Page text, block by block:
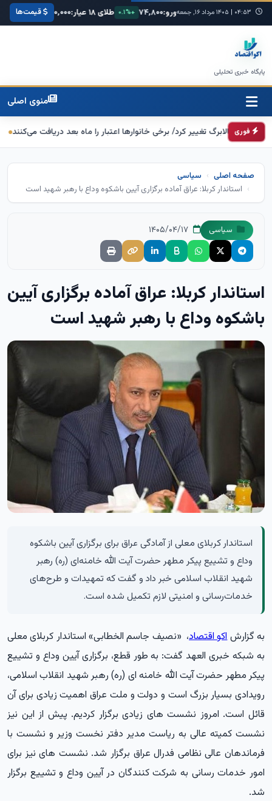
۰۴:۵۳ | ۱۴۰۵ مرداد ۱۶, جمعه ۶۸,۴۲۰ +۰.۳% یورو:۷۴,۸۰۰ +۰.۱% طلای ۱۸ عیار: ۳,۸۵۰,۰۰۰ +۱.۲% سکه امامی:
قیمت‌ها
پایگاه خبری تحلیلی
منوی اصلی
فوریتغییر کرد/ برخی خانوارها اعتبار را ماه بعد دریافت می‌کنند تکذیب اعمال ضریب ۲.۷ برای اینترنت
صفحه اصلی
سیاسی
استاندار کربلا: عراق آماده برگزاری آیین باشکوه وداع با رهبر شهید است
سیاسی
استاندار کربلا: عراق آماده برگزاری آیین
باشکوه وداع با رهبر شهید است
استاندار کربلای معلی از آمادگی عراق برای برگزاری آیین باشکوه
وداع و تشییع پیکر مطهر حضرت آیت الله خامنه‌ای (ره) رهبر
شهید انقلاب اسلامی خبر داد و گفت که تمهیدات و طرح‌های
خدمات‌رسانی و امنیتی لازم تکمیل شده است.
به گزارشاکو اقتصاد، «نصیف جاسم الخطابی» استاندار کربلای معلی
به شبکه خبری العهد گفت: به طور قطع، برگزاری آیین وداع و تشییع
پیکر مطهر حضرت آیت الله خامنه ای (ره) رهبر شهید انقلاب اسلامی،
رویدادی بسیار بزرگ است و دولت و ملت عراق اهمیت زیادی برای آن
قائل است. امروز نشست های زیادی برگزار کردیم. پیش از این نیز
نشست کمیته عالی به ریاست مدیر دفتر نخست وزیر و نشست با
فرماندهان عالی نظامی فدرال عراق برگزار شد. نشست های نیز برای
امور خدمات رسانی به شرکت کنندگان در آیین وداع و تشییع برگزار
شد.